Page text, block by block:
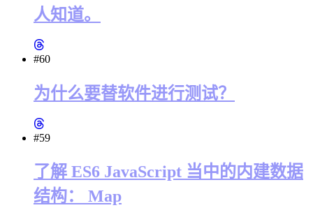
人知道。
#60
为什么要替软件进行测试？
#59
了解 ES6 JavaScript 当中的内建数据
结构： Map